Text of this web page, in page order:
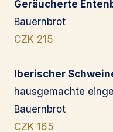
Geräucherte
Bauernbrot
CZK 215
Iberischer
hausgemachte
Bauernbrot
CZK 165